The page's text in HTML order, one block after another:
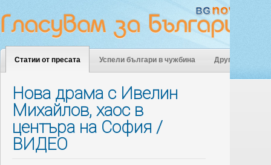
Статии от пресата Успели българи в чужбина Други
Нова драма с Ивелин
Михайлов, хаос в
центъра на София /
ВИДЕО